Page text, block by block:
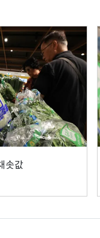
솟값